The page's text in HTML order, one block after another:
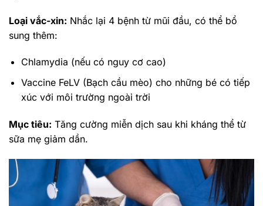
Loại vắc-xin: Nhắc lại 4 bệnh từ mũi đầu, có thể bổ
sung thêm:
Chlamydia (nếu có nguy cơ cao)
Vaccine FeLV (Bạch cầu mèo) cho những bé có tiếp
xúc với môi trường ngoài trời
Mục tiêu: Tăng cường miễn dịch sau khi kháng thể từ
sữa mẹ giảm dần.